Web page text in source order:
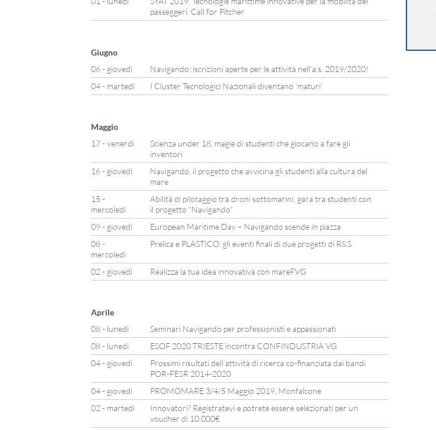
passeggeri: Call for Pitcher
Giugno
06 - giovedì
Navigando: iscrizioni aperte per le attività nell’a.s. 2019/2020!
04 - martedì
I Cluster Tecnologici Nazionali diventano ‘maturi’
Maggio
17 - venerdì
Scienza under 18, magie di studenti che giocano a fare gli
inventori
16 - giovedì
Navigando, il progetto che avvicina gli studenti alla cultura del
mare
15 -
mercoledì
Abilità di pilotaggio tra droni sottomarini, gara tra studenti con
il progetto “Navigando”
09 - giovedì
European Maritime Day – Navigando scende in piazza
08 -
mercoledì
Prelica e PLASTICO: gli eventi finali di due progetti di R&S
02 - giovedì Realizza la tua idea innovativa con mareFVG
Aprile
08 - lunedì
Seminari Navigando per professionisti e appassionati
08 - lunedì
ESOF 2020 TRIESTE incontra CONFINDUSTRIA VG
04 - giovedì
Prossimi risultati dell’attività di ricerca co-finanziata dai bandi
POR-FESR 2014-2020
04 - giovedì
PROMOMARE 3/4/5 Maggio 2019, Monfalcone
02 - martedì
Innovatori? Registratevi e potrete essere selezionati per un
voucher di 10.000€